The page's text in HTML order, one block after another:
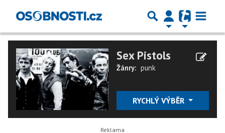
Sex Pistols
Žánry: punk
RYCHLÝ VÝBĚR